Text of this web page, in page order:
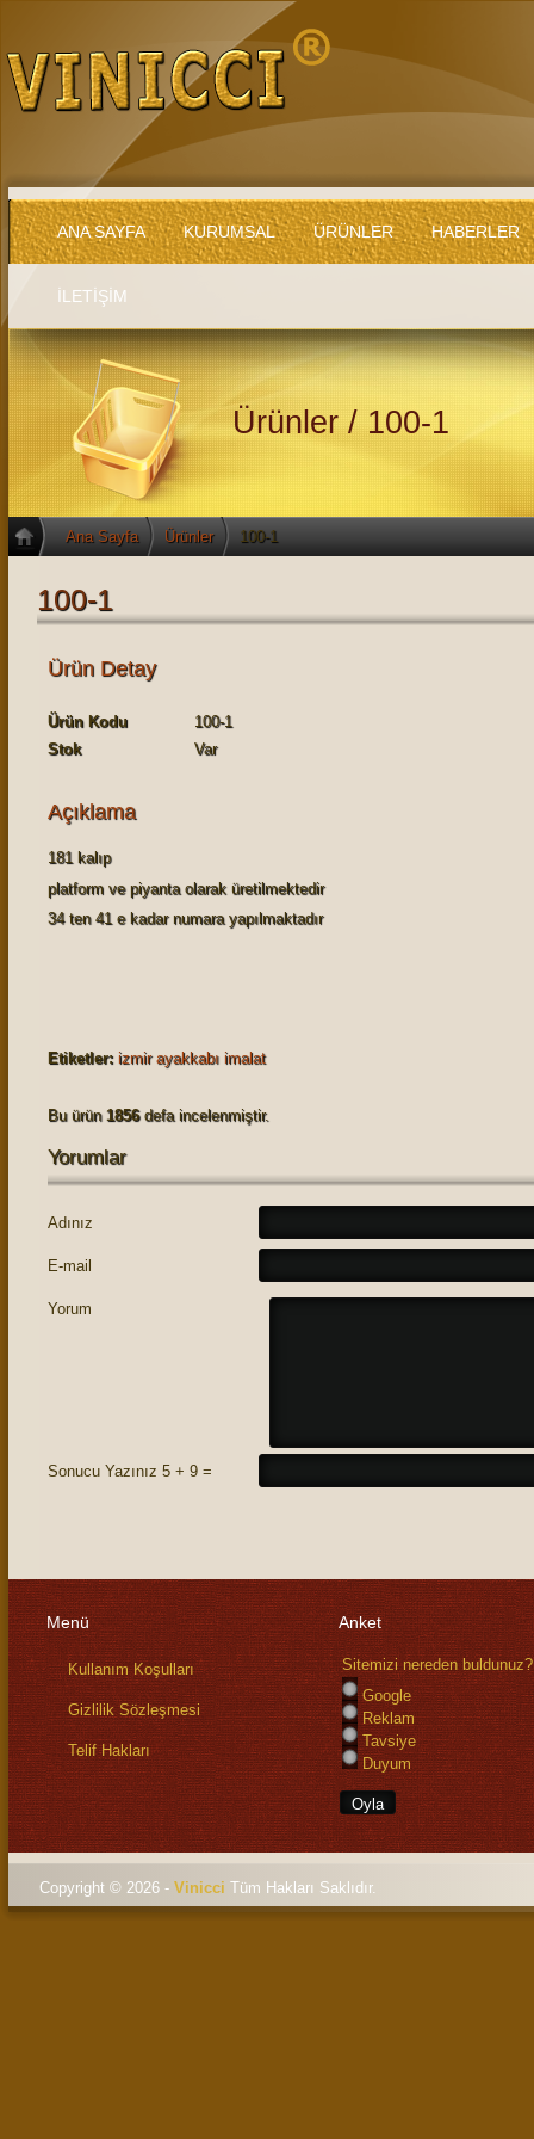
ANA SAYFA KURUMSAL ÜRÜNLER HABERLER
İLETİŞİM
Ürünler / 100-1
Ana Sayfa Ürünler 100-1
100-1
Ürün Detay
Ürün Kodu
100-1
Stok
Var
Açıklama
181 kalıp
platform ve piyanta olarak üretilmektedir
34 ten 41 e kadar numara yapılmaktadır
Etiketler: izmir ayakkabı imalat
Bu ürün 1856defa incelenmiştir.
Yorumlar
Adınız
E-mail
Yorum
Sonucu Yazınız 5 + 9 =
Menü
Kullanım Koşulları
Gizlilik Sözleşmesi
Telif Hakları
Anket
Sitemizi nereden buldunuz?
Google
Reklam
Tavsiye
Duyum
Copyright © 2026 - Vinicci Tüm Hakları